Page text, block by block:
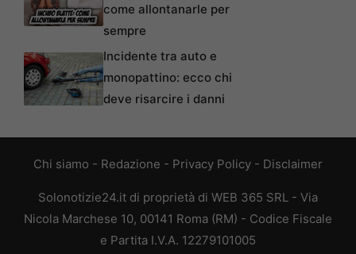
come allontanarle per
sempre
Incidente tra auto e
monopattino: ecco chi
deve risarcire i danni
Chi siamo - Redazione - Privacy Policy - Disclaimer
Solonotizie24.it di proprietà di WEB 365 SRL - Via
Nicola Marchese 10, 00141 Roma (RM) - Codice Fiscale
e Partita I.V.A. 12279101005